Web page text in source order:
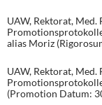
UAW, Rektorat, Med.
alias Moriz
UAW, Rektorat, Med.
(Promotion Datum: